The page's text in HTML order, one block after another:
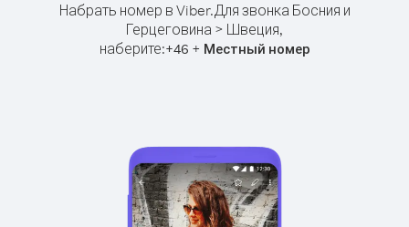
Набрать номер в Viber.Для звонка Босния и
Герцеговина > Швеция,
наберите:+46 + Местный номер